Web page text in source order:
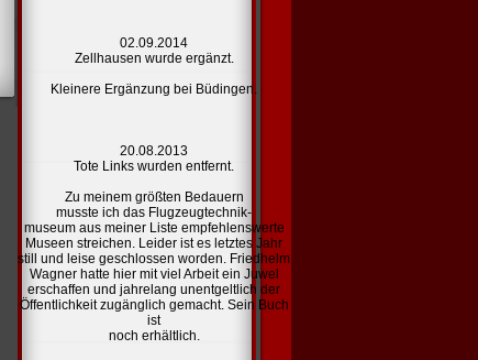
02.09.2014
Zellhausen wurde ergänzt.
Kleinere Ergänzung bei Büdingen.
20.08.2013
Tote Links wurden entfernt.
Zu meinem größten Bedauern
musste ich das Flugzeugtechnik-
museum aus meiner Liste empfehlenswerte
Museen streichen. Leider ist es letztes Jahr
still und leise geschlossen worden. Friedhelm
Wagner hatte hier mit viel Arbeit ein Juwel
erschaffen und jahrelang unentgeltlich der
Öffentlichkeit zugänglich gemacht. Sein Buch
ist
noch erhältlich.